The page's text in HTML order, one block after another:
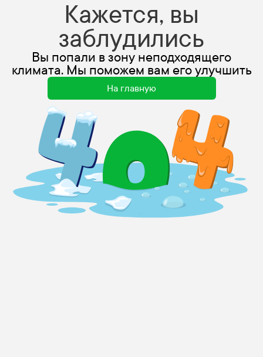
Кажется, вы
заблудились
Вы попали в зону неподходящего
климата. Мы поможем вам его улучшить
На главную